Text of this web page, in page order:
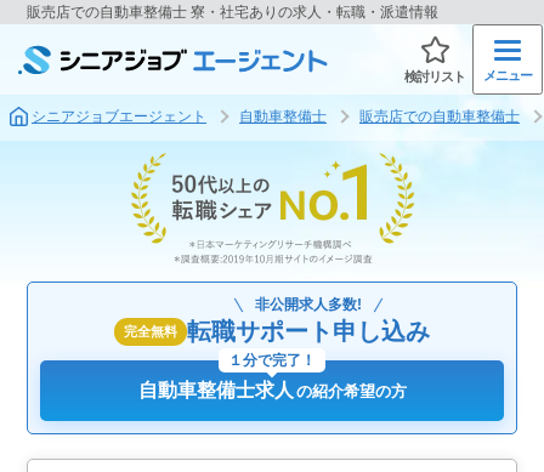
販売店での自動車整備士 寮・社宅ありの求人・転職・派遣情報
検討リスト メニュー
シニアジョブエージェント 自動車整備士 販売店での自動車整備士
完全無料
非公開求人多数!
転職サポート申し込み
自動車整備士求人 の紹介希望の方
１分で完了！